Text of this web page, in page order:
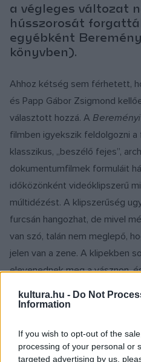
kultura.hu - Do Not
Information
If you wish to opt-out of the
processing of your personal or
targeted advertising by us,
a végleges változat
hússzorosát
egyébként
könyvben).
Ahhoz kétség sem férhetett,
és Papp Gábor Zsigmond
választott hozzá. A
filmben igyekszik feldolgozni
klasszikus, „beszélő fejes”,
dokumentumfilmek formuláit
időközönként videóklipszerű
múltidézést. A klipszerűség
furcsán hangozhat, de mivel
van szó, talán nem meglepő,
jelen van a zene. A klipekben
elevenednek meg a vásznon,
számára, akik inkább
A dokumentumfilmként való